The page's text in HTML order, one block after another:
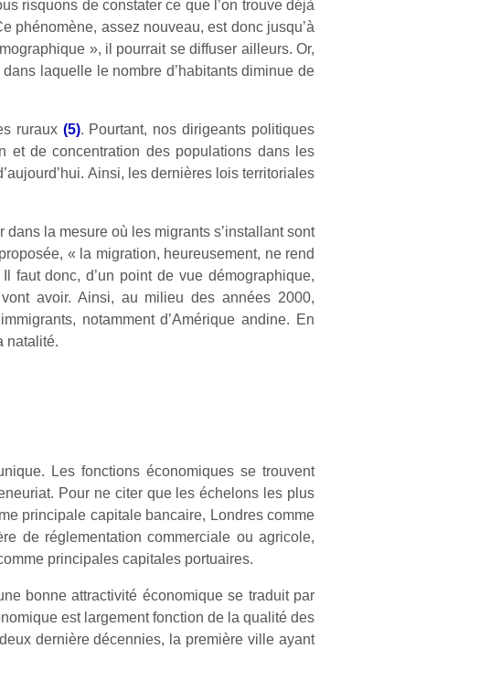
risquons de constater ce que l’on trouve déjà
phénomène, assez nouveau, est donc jusqu’à
», il pourrait se diffuser ailleurs. Or,
laquelle le nombre d’habitants diminue de
ruraux (5). Pourtant, nos dirigeants politiques
et de concentration des populations dans les
Ainsi, les dernières lois territoriales
la mesure où les migrants s’installant sont
« la migration, heureusement, ne rend
faut donc, d’un point de vue démographique,
avoir. Ainsi, au milieu des années 2000,
notamment d’Amérique andine. En
natalité.
Les fonctions économiques se trouvent
Pour ne citer que les échelons les plus
principale capitale bancaire, Londres comme
de réglementation commerciale ou agricole,
principales capitales portuaires.
bonne attractivité économique se traduit par
est largement fonction de la qualité des
dernière décennies, la première ville ayant